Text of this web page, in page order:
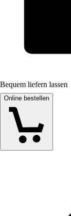
Bequem liefern lassen
Online bestellen